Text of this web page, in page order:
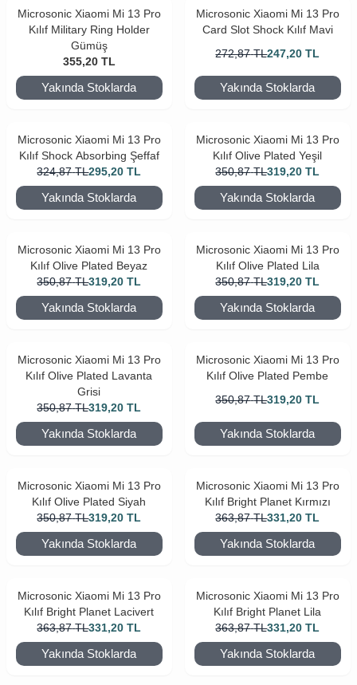
Microsonic Xiaomi Mi 13 Pro
Kılıf Military Ring Holder
Gümüş
355,20 TL
Yakında Stoklarda
Microsonic Xiaomi Mi 13 Pro
Card Slot Shock Kılıf Mavi
272,87 TL247,20 TL
Yakında Stoklarda
Microsonic Xiaomi Mi 13 Pro
Kılıf Shock Absorbing Şeffaf
324,87 TL295,20 TL
Yakında Stoklarda
Microsonic Xiaomi Mi 13 Pro
Kılıf Olive Plated Yeşil
350,87 TL319,20 TL
Yakında Stoklarda
Microsonic Xiaomi Mi 13 Pro
Kılıf Olive Plated Beyaz
350,87 TL319,20 TL
Yakında Stoklarda
Microsonic Xiaomi Mi 13 Pro
Kılıf Olive Plated Lila
350,87 TL319,20 TL
Yakında Stoklarda
Microsonic Xiaomi Mi 13 Pro
Kılıf Olive Plated Lavanta
Grisi
350,87 TL319,20 TL
Yakında Stoklarda
Microsonic Xiaomi Mi 13 Pro
Kılıf Olive Plated Pembe
350,87 TL319,20 TL
Yakında Stoklarda
Microsonic Xiaomi Mi 13 Pro
Kılıf Olive Plated Siyah
350,87 TL319,20 TL
Yakında Stoklarda
Microsonic Xiaomi Mi 13 Pro
Kılıf Bright Planet Kırmızı
363,87 TL331,20 TL
Yakında Stoklarda
Microsonic Xiaomi Mi 13 Pro
Kılıf Bright Planet Lacivert
363,87 TL331,20 TL
Yakında Stoklarda
Microsonic Xiaomi Mi 13 Pro
Kılıf Bright Planet Lila
363,87 TL331,20 TL
Yakında Stoklarda